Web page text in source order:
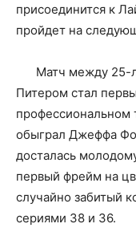
присоединится к
пройдет на
Матч между 25-
Питером стал
профессиональном
обыграл Джеффа
досталась
первый фрейм на
случайно забитый
сериями 38 и 36.